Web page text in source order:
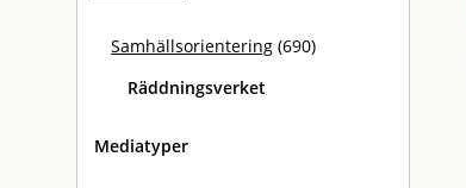
Samhällsorientering (690)
Räddningsverket
Mediatyper